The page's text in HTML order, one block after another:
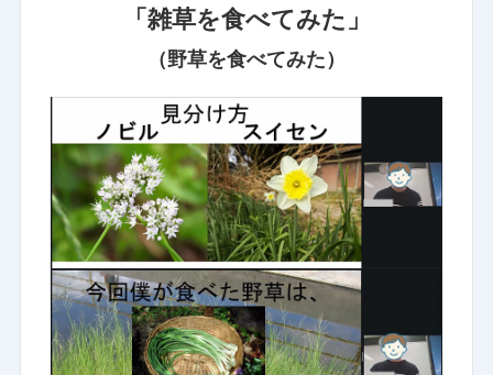
「雑草を食べてみた」
（野草を食べてみた）